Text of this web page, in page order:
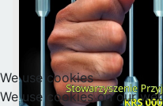
We use cookies
We use cookies on our